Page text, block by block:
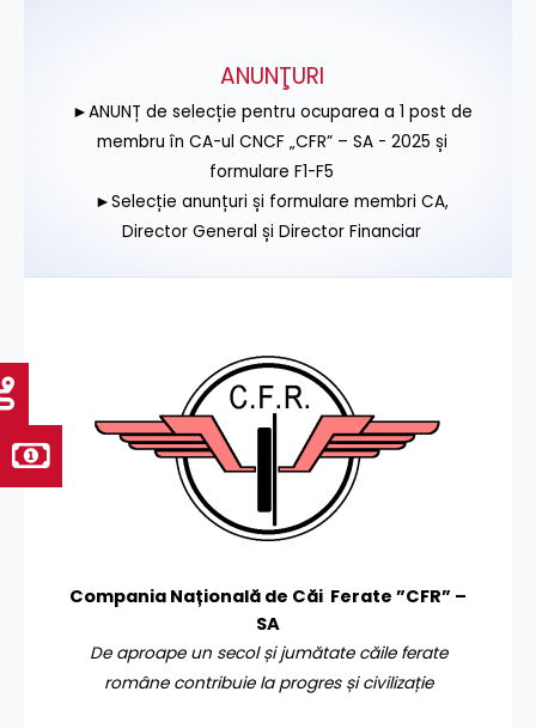
ANUNŢURI
►ANUNȚ de selecție pentru ocuparea a 1 post de
membru în CA-ul CNCF „CFR” – SA - 2025 și
formulare F1-F5
►Selecție anunțuri și formulare membri CA,
Director General și Director Financiar
Compania Națională de Căi Ferate ”CFR” –
SA
De aproape un secol și jumătate căile ferate
române contribuie la progres și civilizație